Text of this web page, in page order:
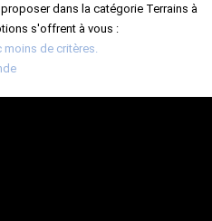
ÉQUIPE
dans la catégorie Terrains à
s'offrent à vous :
moins de critères.